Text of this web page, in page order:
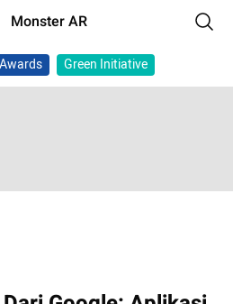
Monster AR
Green Initiative